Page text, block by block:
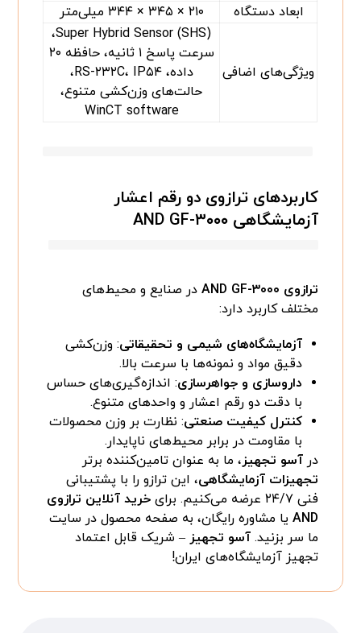
ابعاد دستگاه
۲۱۰ × ۳۴۵ × ۳۴۴ میلی‌متر
ویژگی‌های اضافی
Super Hybrid Sensor (SHS)،
سرعت پاسخ ۱ ثانیه، حافظه ۲۰
داده، RS-۲۳۲C، IP۵۴،
حالت‌های وزن‌کشی متنوع،
WinCT software
کاربردهای ترازوی دو رقم اعشار
آزمایشگاهی AND GF-۳۰۰۰
ترازوی AND GF-۳۰۰۰
در صنایع و محیط‌های
مختلف کاربرد دارد:
آزمایشگاه‌های شیمی و تحقیقاتی: وزن‌کشی
دقیق مواد و نمونه‌ها با سرعت بالا.
داروسازی و جواهرسازی: اندازه‌گیری‌های حساس
با دقت دو رقم اعشار و واحدهای متنوع.
کنترل کیفیت صنعتی: نظارت بر وزن محصولات
با مقاومت در برابر محیط‌های ناپایدار.
درآسو تجهیز، ما به عنوان تامین‌کننده برتر
تجهیزات آزمایشگاهی، این ترازو را با پشتیبانی
فنی ۲۴/۷ عرضه می‌کنیم. برای
خرید آنلاین ترازوی
AND یا مشاوره رایگان، به صفحه محصول در سایت
ما سر بزنید.آسو تجهیز – شریک قابل اعتماد
تجهیز آزمایشگاه‌های ایران!